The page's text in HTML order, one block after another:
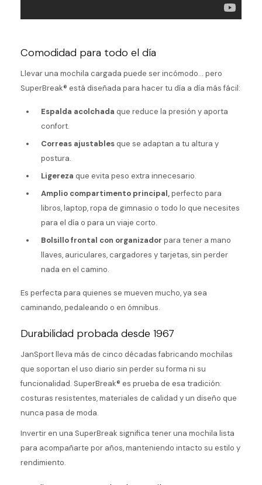
Comodidad para todo el día
Llevar una mochila cargada puede ser incómodo… pero
SuperBreak® está diseñada para hacer tu día a día más fácil:
Espalda acolchada que reduce la presión y aporta
confort.
Correas ajustables que se adaptan a tu altura y
postura.
Ligereza que evita peso extra innecesario.
Amplio compartimento principal,perfecto para
libros, laptop, ropa de gimnasio o todo lo que necesites
para el día o para un viaje corto.
Bolsillo frontal con organizador para tener a mano
llaves, auriculares, cargadores y tarjetas, sin perder
nada en el camino.
Es perfecta para quienes se mueven mucho, ya sea
caminando, pedaleando o en ómnibus.
Durabilidad probada desde 1967
JanSport lleva más de cinco décadas fabricando mochilas
que soportan el uso diario sin perder su forma ni su
funcionalidad. SuperBreak® es prueba de esa tradición:
costuras resistentes, materiales de calidad y un diseño que
nunca pasa de moda.
Invertir en una SuperBreak significa tener una mochila lista
para acompañarte por años, manteniendo intacto su estilo y
rendimiento.